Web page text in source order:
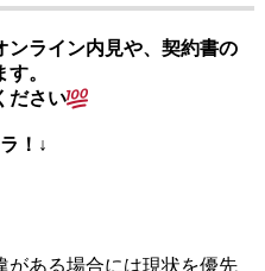
ンライン内見や、契約書の
。
ださい
！↓